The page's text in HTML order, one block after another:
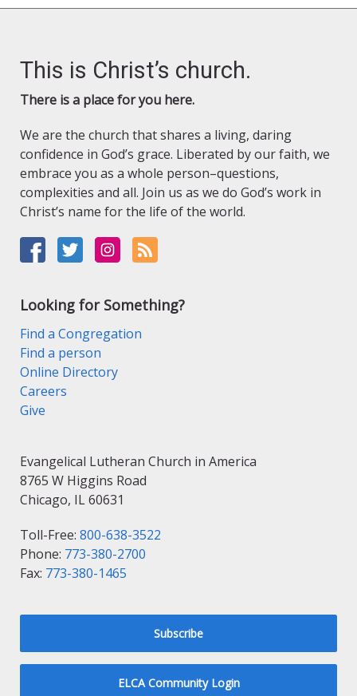
This is Christ’s church.
There is a place for you here.
We are the church that shares a living, daring
confidence in God’s grace. Liberated by our faith, we
embrace you as a whole person–questions,
complexities and all. Join us as we do God’s work in
Christ’s name for the life of the world.
Looking for Something?
Find a Congregation
Find a person
Online Directory
Careers
Give
Evangelical Lutheran Church in America
8765 W Higgins Road
Chicago, IL 60631
Toll-Free: 800-638-3522
Phone: 773-380-2700
Fax: 773-380-1465
Subscribe
ELCA Community Login